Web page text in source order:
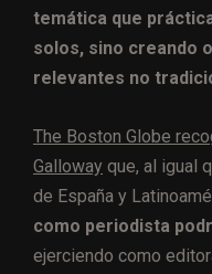
temática que
solos, sino creando
relevantes no
The Boston Globe
Galloway que, al igual
de España y
como periodista
ejerciendo como